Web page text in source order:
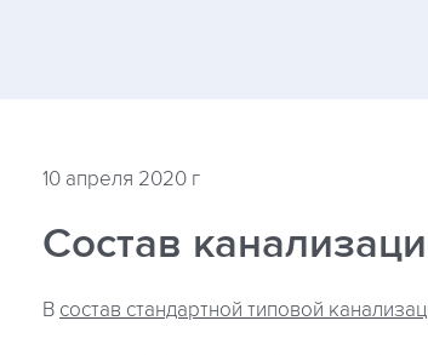
10 апреля 2020 г
Состав
В состав стандартной типовой